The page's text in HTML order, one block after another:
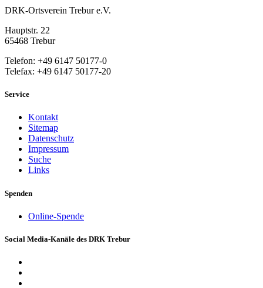
DRK-Ortsverein Trebur e.V.
Hauptstr. 22
65468 Trebur
Telefon: +49 6147 50177-0
Telefax: +49 6147 50177-20
Service
Kontakt
Sitemap
Datenschutz
Impressum
Suche
Links
Spenden
Online-Spende
Social Media-Kanäle des DRK Trebur